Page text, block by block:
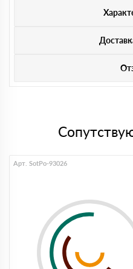
Арт. SotPo-93026